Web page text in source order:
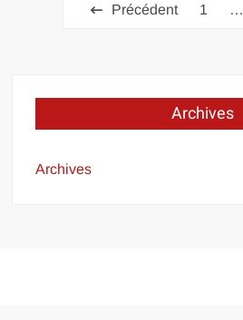
Précédent 1 …
Archives
Archives